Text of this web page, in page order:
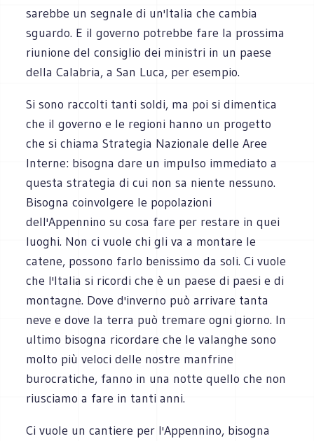
sarebbe un segnale di un'Italia che cambia
sguardo. E il governo potrebbe fare la prossima
riunione del consiglio dei ministri in un paese
della Calabria, a San Luca, per esempio.
Si sono raccolti tanti soldi, ma poi si dimentica
che il governo e le regioni hanno un progetto
che si chiama Strategia Nazionale delle Aree
Interne: bisogna dare un impulso immediato a
questa strategia di cui non sa niente nessuno.
Bisogna coinvolgere le popolazioni
dell'Appennino su cosa fare per restare in quei
luoghi. Non ci vuole chi gli va a montare le
catene, possono farlo benissimo da soli. Ci vuole
che l'Italia si ricordi che è un paese di paesi e di
montagne. Dove d'inverno può arrivare tanta
neve e dove la terra può tremare ogni giorno. In
ultimo bisogna ricordare che le valanghe sono
molto più veloci delle nostre manfrine
burocratiche, fanno in una notte quello che non
riusciamo a fare in tanti anni.
Ci vuole un cantiere per l'Appennino, bisogna